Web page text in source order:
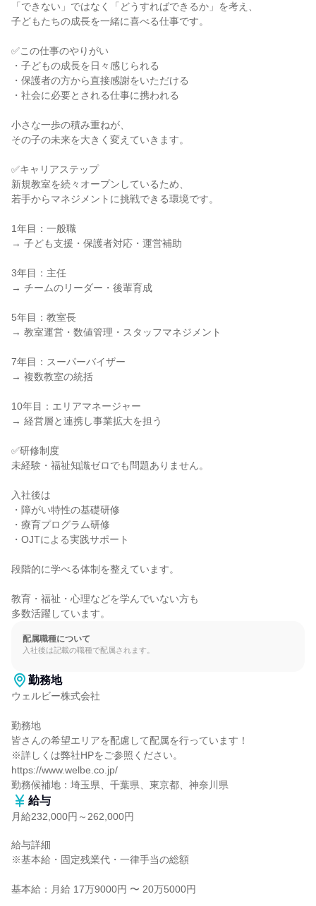
「できない」ではなく「どうすればできるか」を考え、
子どもたちの成長を一緒に喜べる仕事です。
✅この仕事のやりがい
・子どもの成長を日々感じられる
・保護者の方から直接感謝をいただける
・社会に必要とされる仕事に携われる
小さな一歩の積み重ねが、
その子の未来を大きく変えていきます。
✅キャリアステップ
新規教室を続々オープンしているため、
若手からマネジメントに挑戦できる環境です。
1年目：一般職
→ 子ども支援・保護者対応・運営補助
3年目：主任
→ チームのリーダー・後輩育成
5年目：教室長
→ 教室運営・数値管理・スタッフマネジメント
7年目：スーパーバイザー
→ 複数教室の統括
10年目：エリアマネージャー
→ 経営層と連携し事業拡大を担う
✅研修制度
未経験・福祉知識ゼロでも問題ありません。
入社後は
・障がい特性の基礎研修
・療育プログラム研修
・OJTによる実践サポート
段階的に学べる体制を整えています。
教育・福祉・心理などを学んでいない方も
多数活躍しています。
配属職種について
入社後は記載の職種で配属されます。
勤務地
ウェルビー株式会社
勤務地
皆さんの希望エリアを配慮して配属を行っています！
※詳しくは弊社HPをご参照ください。
https://www.welbe.co.jp/
勤務候補地：埼玉県、千葉県、東京都、神奈川県
給与
月給232,000円～262,000円
給与詳細
※基本給・固定残業代・一律手当の総額
基本給：月給 17万9000円 〜 20万5000円